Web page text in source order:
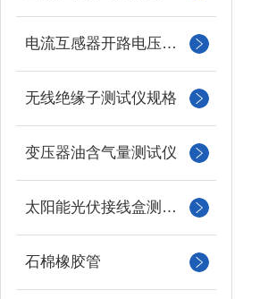
电流互感器开路电压测试仪
无线绝缘子测试仪规格
变压器油含气量测试仪
太阳能光伏接线盒测试仪
石棉橡胶管